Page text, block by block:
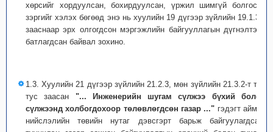
хөрсийг хордуулсан, бохирдуулсан, үржил шимгүй болгосон
зэргийг хэлэх бөгөөд энэ нь хуулийн 19 дүгээр зүйлийн 19.1.3-т
зааснаар эрх олгогдсон мэргэжлийн байгууллагын дүгнэлтээр
батлагдсан байвал зохино.
1.3. Хуулийн 21 дүгээр зүйлийн 21.2.3, мөн зүйлийн 21.3.2-т тус
тус заасан "... Инженерийн шугам сүлжээ бүхий болон
сүлжээнд холбогдохоор төлөвлөгдсөн газар ..." гэдэгт аймаг,
нийслэлийн төвийн нутаг дэвсгэрт барьж байгуулагдсан,